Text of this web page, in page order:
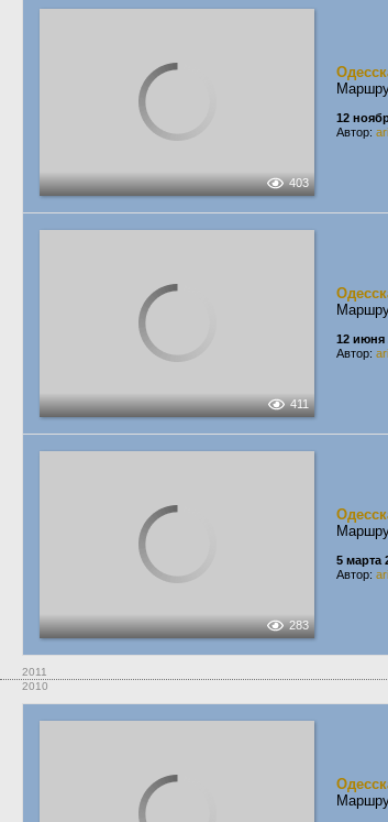
403
12
Автор:
411
12 июня
Автор:
283
5 марта
Автор:
2011
2010